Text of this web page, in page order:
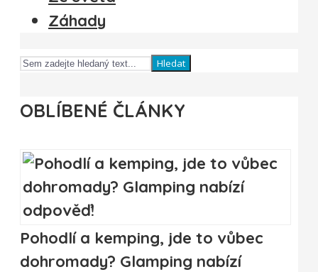
Záhady
Hledat
OBLÍBENÉ ČLÁNKY
Pohodlí a kemping, jde to vůbec
dohromady? Glamping nabízí